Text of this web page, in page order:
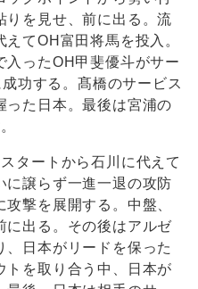
りを見せ、前に出る。流
てOH富田将馬を投入。
入ったOH甲斐優斗がサー
功する。髙橋のサービス
った日本。最後は宮浦の
タートから石川に代えて
に譲らず一進一退の攻防
撃を展開する。中盤、
に出る。その後はアルゼ
、日本がリードを保った
トを取り合う中、日本が